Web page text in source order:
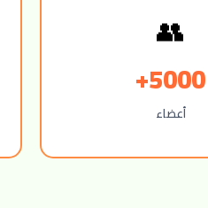
👥
5000+
أعضاء